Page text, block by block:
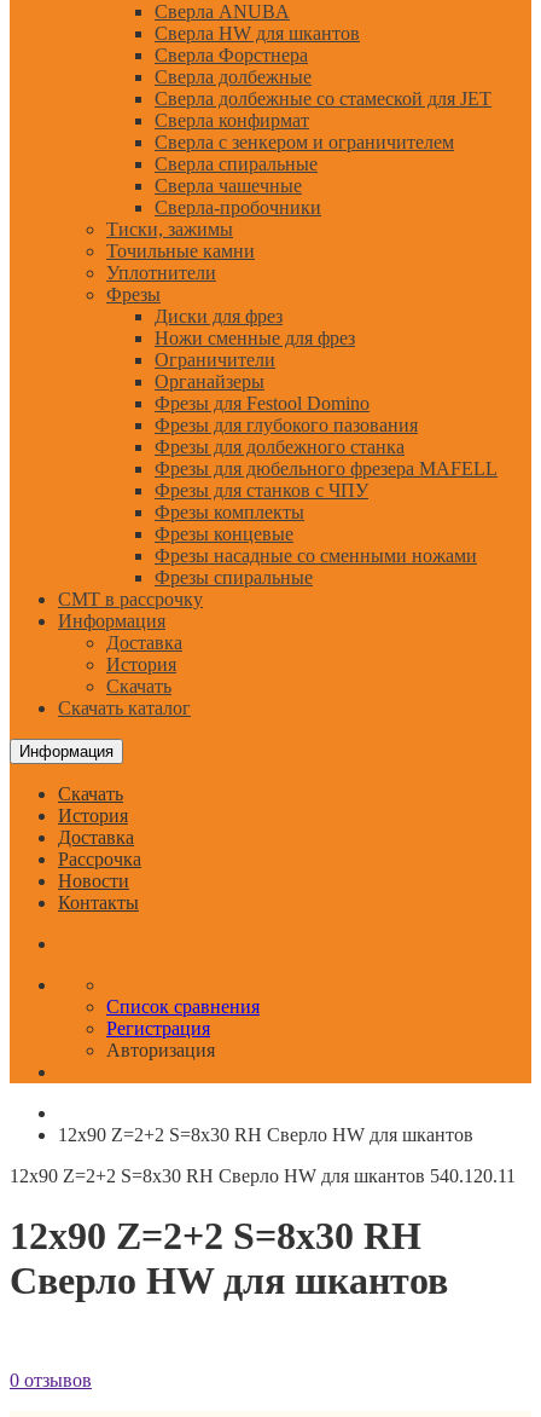
Сверла ANUBA
Сверла HW для шкантов
Сверла Форстнера
Сверла долбежные
Сверла долбежные со стамеской для JET
Сверла конфирмат
Сверла с зенкером и ограничителем
Сверла спиральные
Сверла чашечные
Сверла-пробочники
Тиски, зажимы
Точильные камни
Уплотнители
Фрезы
Диски для фрез
Ножи сменные для фрез
Ограничители
Органайзеры
Фрезы для Festool Domino
Фрезы для глубокого пазования
Фрезы для долбежного станка
Фрезы для дюбельного фрезера MAFELL
Фрезы для станков с ЧПУ
Фрезы комплекты
Фрезы концевые
Фрезы насадные со сменными ножами
Фрезы спиральные
CMT в рассрочку
Информация
Доставка
История
Скачать
Скачать каталог
Информация
Скачать
История
Доставка
Рассрочка
Новости
Контакты
Список сравнения
Регистрация
Авторизация
12x90 Z=2+2 S=8x30 RH Сверло HW для шкантов
12x90 Z=2+2 S=8x30 RH Сверло HW для шкантов 540.120.11
12x90 Z=2+2 S=8x30 RH
Сверло HW для шкантов
0 отзывов